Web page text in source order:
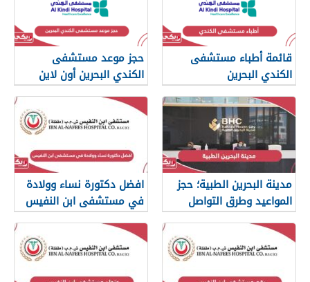
قائمة أطباء مستشفى
الكندي البحرين
حجز موعد مستشفى
الكندي البحرين أون لاين
مدينة البحرين الطبية؛ حجز
المواعيد وطرق التواصل
افضل دكتورة نساء وولادة
في مستشفى ابن النفيس